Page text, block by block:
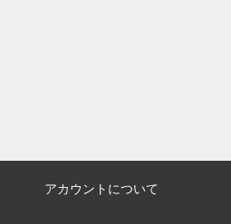
アカウントについて